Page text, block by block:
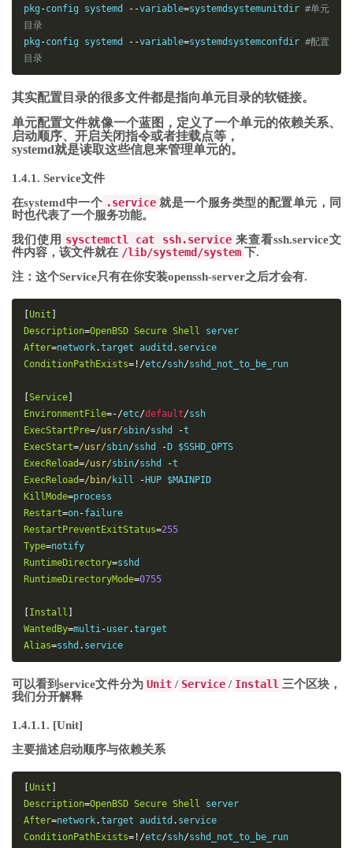
pkg -config systemd --variable=systemdsystemunitdir #单元
目录
pkg -config systemd --variable=systemdsystemconfdir #配置
目录
其实配置目录的很多文件都是指向单元目录的软链接。
单元配置文件就像一个蓝图，定义了一个单元的依赖关系、
启动顺序、开启关闭指令或者挂载点等，
systemd就是读取这些信息来管理单元的。
1.4.1. Service文件
在systemd中一个 .service 就是一个服务类型的配置单元，同
时也代表了一个服务功能。
我们使用 sysctemctl cat ssh.service 来查看ssh.service文
件内容，该文件就在 /lib/systemd/system 下.
注：这个Service只有在你安装openssh-server之后才会有.
Unit
Description=OpenBSD Secure Shell
After=network.target auditd .
ConditionPathExists=!/etc/ssh/sshd_not_to_be_run
Service
EnvironmentFile=-/etc/default/
ExecStartPre=/usr/sbin/sshd -
ExecStart=/usr/sbin/sshd -
ExecReload=/usr/sbin/sshd -
ExecReload=/bin/ kill -
KillMode=
Restart=on-
RestartPreventExitStatus=255
Type=
RuntimeDirectory=
RuntimeDirectoryMode=0755
Install
WantedBy=multi-user.
Alias=sshd . service
可以看到service文件分为 Unit / Service / Install 三个区块，
我们分开解释
1.4.1.1. [Unit]
主要描述启动顺序与依赖关系
Unit
Description=OpenBSD Secure Shell
After=network.target auditd .
ConditionPathExists=!/etc/ssh/sshd_not_to_be_run